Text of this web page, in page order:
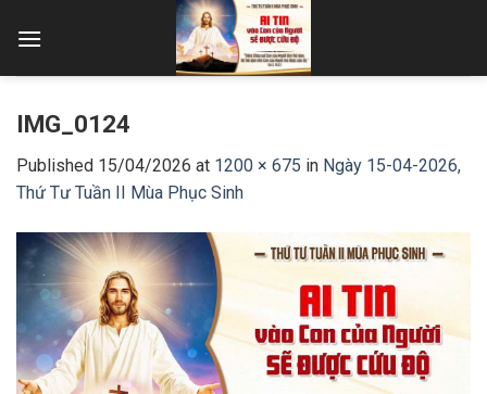
IMG_0124
Published 15/04/2026 at 1200 × 675 in Ngày 15-04-2026,
Thứ Tư Tuần II Mùa Phục Sinh